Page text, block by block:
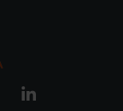
YouTube